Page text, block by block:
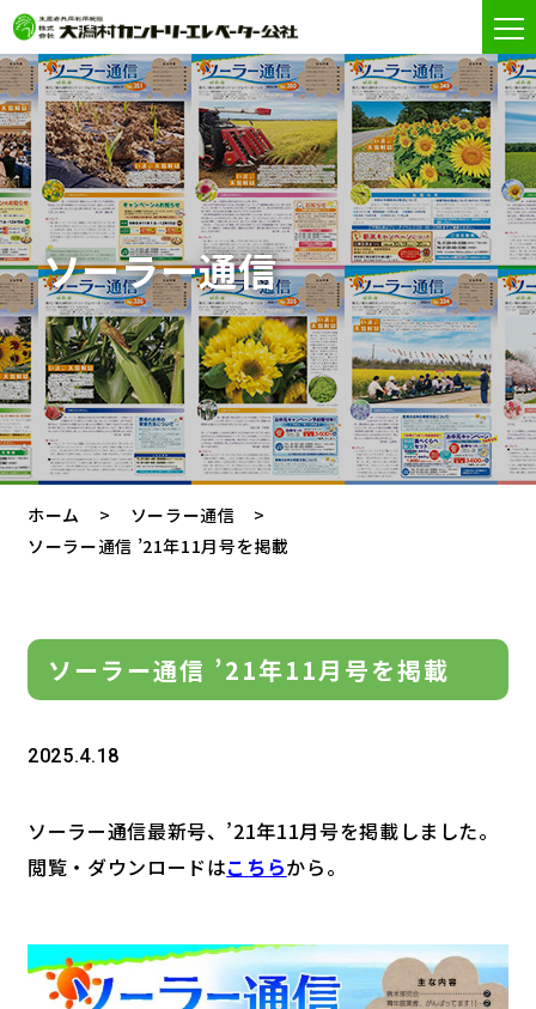
ソーラー通信
ホーム
ソーラー通信
ソーラー通信 ’21年11月号を掲載
ソーラー通信 ’21年11月号を掲載
2025.4.18
ソーラー通信最新号、’21年11月号を掲載しました。
閲覧・ダウンロードはこちらから。